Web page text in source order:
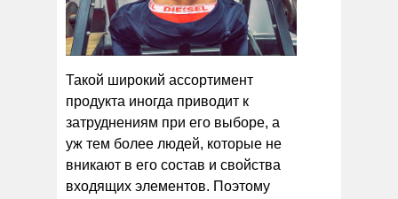
Такой широкий ассортимент
продукта иногда приводит к
затруднениям при его выборе, а
уж тем более людей, которые не
вникают в его состав и свойства
входящих элементов. Поэтому